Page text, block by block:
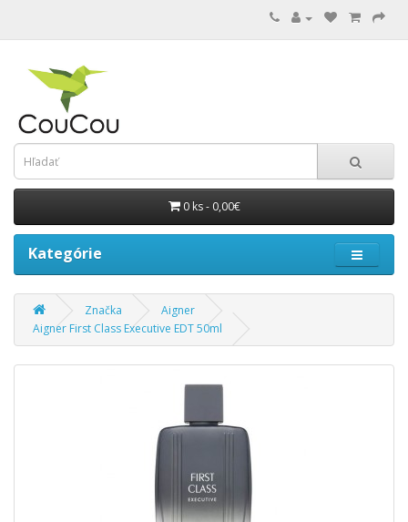
0 ks - 0,00€
Kategórie
Značka
Aigner
Aigner First Class Executive EDT 50ml